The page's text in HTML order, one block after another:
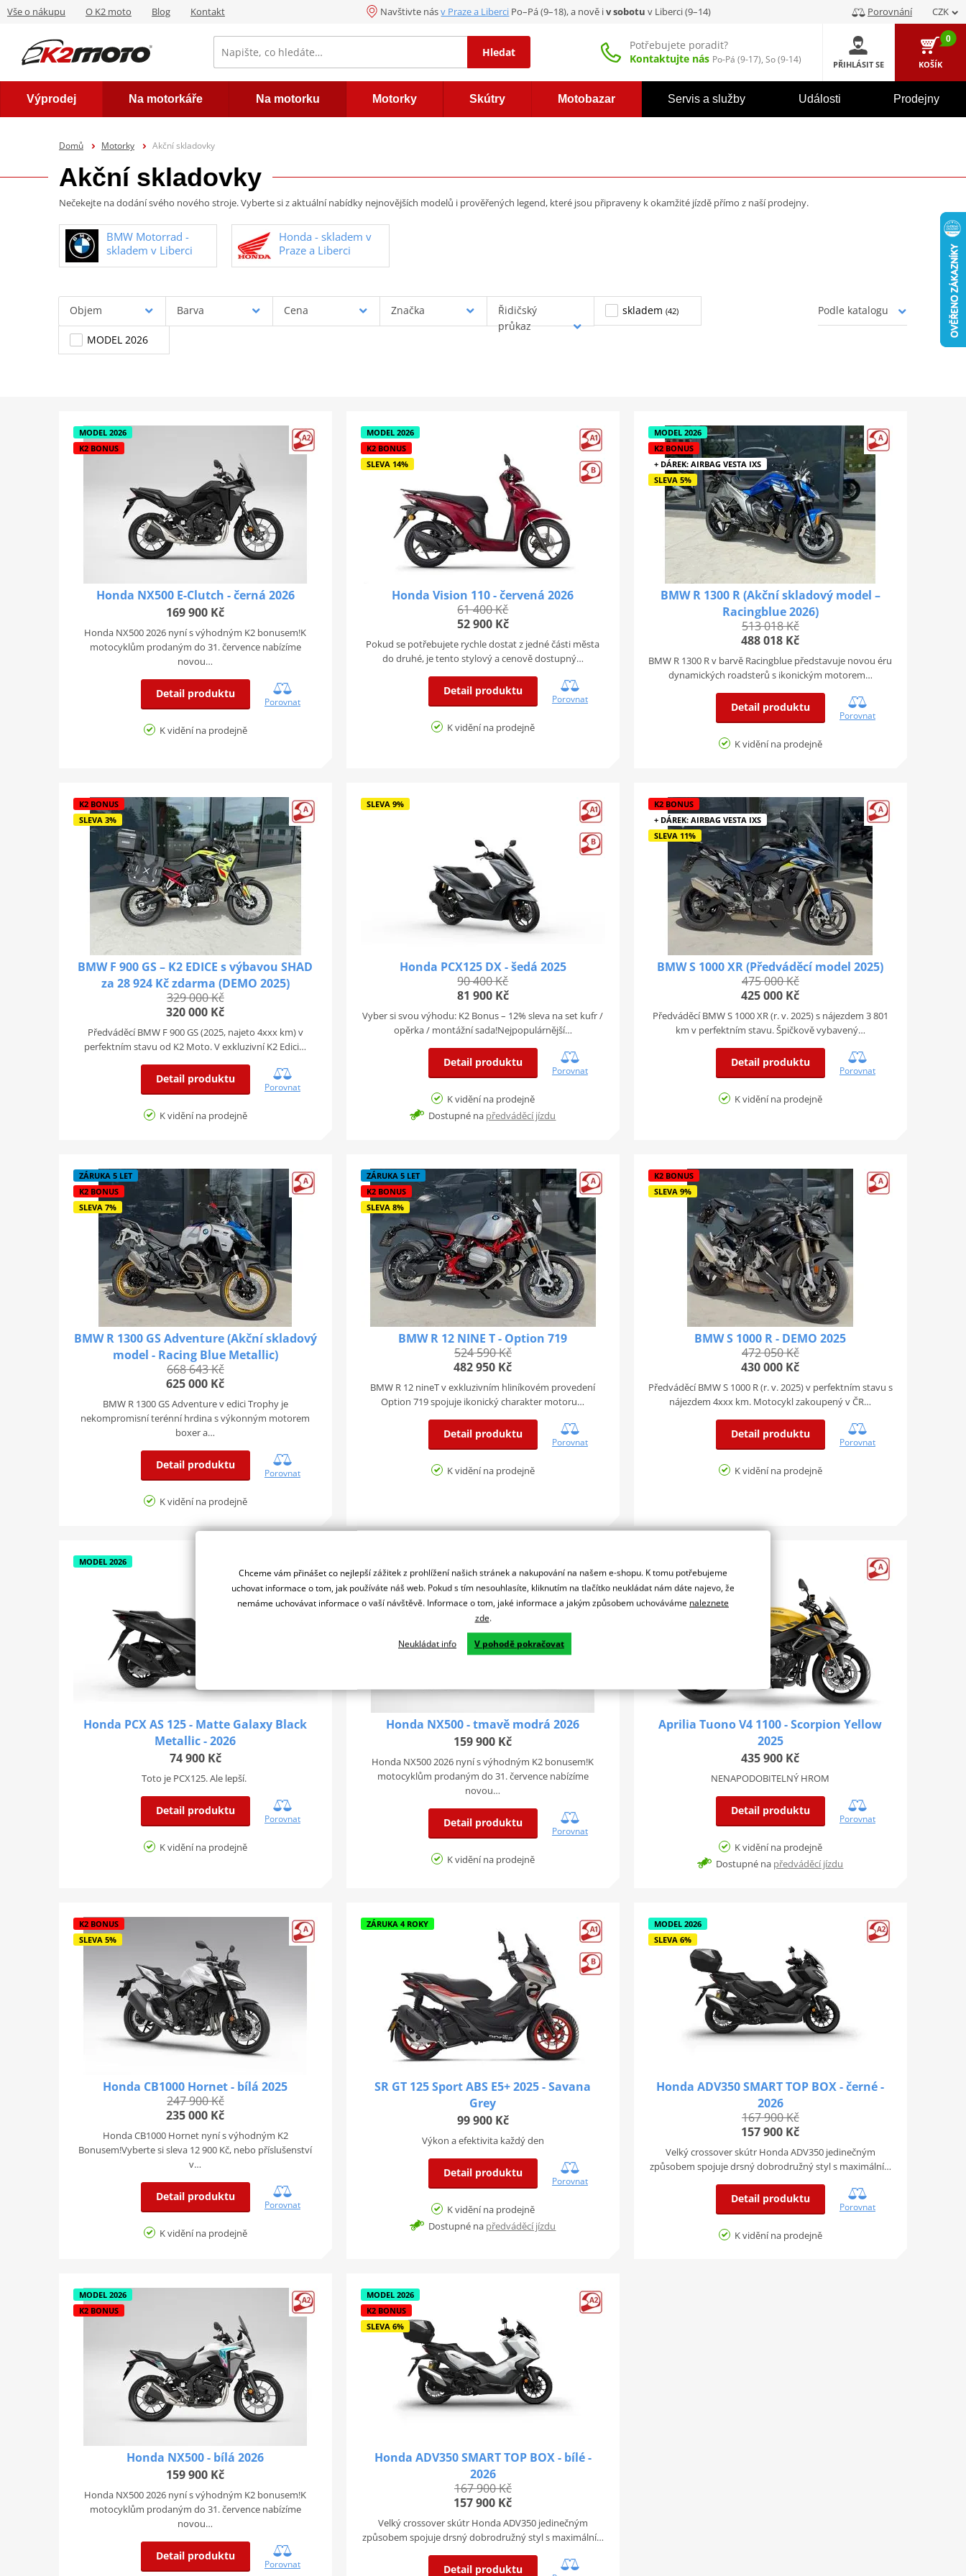
Vše o nákupu O K2 moto Blog Kontakt Navštivte násv Praze a Liberci Po–Pá (9–18), a nově iv sobotu v Liberci (9–14) Porovnání CZK
Hledat
Potřebujete poradit?
Kontaktujte nás Po-Pá (9-17), So (9-14) PŘIHLÁSIT SE
0
KOŠÍK
Výprodej Na motorkáře Na motorku Motorky Skútry Motobazar Servis a služby Události Prodejny
Domů Motorky Akční skladovky
Akční skladovky
Nečekejte na dodání svého nového stroje. Vyberte si z aktuální nabídky nejnovějších modelů i prověřených legend, které jsou připraveny k okamžité jízdě přímo z naší prodejny.
BMW Motorrad -
skladem v Liberci
Honda - skladem v
Praze a Liberci
Objem Barva Cena Značka
Řidičský
průkaz
skladem (42)
MODEL 2026
MODEL 2026
K2 BONUS
Honda NX500 E-Clutch - černá 2026
169 900 Kč
Honda NX500 2026 nyní s výhodným K2 bonusem!K
motocyklům prodaným do 31. července nabízíme
novou…
Detail produktu
Porovnat
K vidění na prodejně
MODEL 2026
K2 BONUS
SLEVA 14%
Honda Vision 110 - červená 2026
61 400 Kč
52 900 Kč
Pokud se potřebujete rychle dostat z jedné části města
do druhé, je tento stylový a cenově dostupný…
Detail produktu
Porovnat
K vidění na prodejně
MODEL 2026
K2 BONUS
+ DÁREK: AIRBAG VESTA IXS
SLEVA 5%
BMW R 1300 R (Akční skladový model –
Racingblue 2026)
513 018 Kč
488 018 Kč
BMW R 1300 R v barvě Racingblue představuje novou éru
dynamických roadsterů s ikonickým motorem…
Detail produktu
Porovnat
K vidění na prodejně
K2 BONUS
SLEVA 3%
BMW F 900 GS – K2 EDICE s výbavou SHAD
za 28 924 Kč zdarma (DEMO 2025)
329 000 Kč
320 000 Kč
Předváděcí BMW F 900 GS (2025, najeto 4xxx km) v
perfektním stavu od K2 Moto. V exkluzivní K2 Edici…
Detail produktu
Porovnat
K vidění na prodejně
SLEVA 9%
Honda PCX125 DX - šedá 2025
90 400 Kč
81 900 Kč
Vyber si svou výhodu: K2 Bonus – 12% sleva na set kufr /
opěrka / montážní sada!Nejpopulárnější…
Detail produktu
Porovnat
K vidění na prodejně
Dostupné na předváděcí jízdu
K2 BONUS
+ DÁREK: AIRBAG VESTA IXS
SLEVA 11%
BMW S 1000 XR (Předváděcí model 2025)
475 000 Kč
425 000 Kč
Předváděcí BMW S 1000 XR (r. v. 2025) s nájezdem 3 801
km v perfektním stavu. Špičkově vybavený…
Detail produktu
Porovnat
K vidění na prodejně
ZÁRUKA 5 LET
K2 BONUS
SLEVA 7%
BMW R 1300 GS Adventure (Akční skladový
model - Racing Blue Metallic)
668 643 Kč
625 000 Kč
BMW R 1300 GS Adventure v edici Trophy je
nekompromisní terénní hrdina s výkonným motorem
boxer a…
Detail produktu
Porovnat
K vidění na prodejně
ZÁRUKA 5 LET
K2 BONUS
SLEVA 8%
BMW R 12 NINE T - Option 719
524 590 Kč
482 950 Kč
BMW R 12 nineT v exkluzivním hliníkovém provedení
Option 719 spojuje ikonický charakter motoru…
Detail produktu
Porovnat
K vidění na prodejně
K2 BONUS
SLEVA 9%
BMW S 1000 R - DEMO 2025
472 050 Kč
430 000 Kč
Předváděcí BMW S 1000 R (r. v. 2025) v perfektním stavu s
nájezdem 4xxx km. Motocykl zakoupený v ČR…
Detail produktu
Porovnat
K vidění na prodejně
MODEL 2026
Honda PCX AS 125 - Matte Galaxy Black
Metallic - 2026
74 900 Kč
Toto je PCX125. Ale lepší.
Detail produktu
Porovnat
K vidění na prodejně
K2 BONUS
Honda NX500 - tmavě modrá 2026
159 900 Kč
Honda NX500 2026 nyní s výhodným K2 bonusem!K
motocyklům prodaným do 31. července nabízíme
novou…
Detail produktu
Porovnat
K vidění na prodejně
Aprilia Tuono V4 1100 - Scorpion Yellow
2025
435 900 Kč
NENAPODOBITELNÝ HROM
Detail produktu
Porovnat
K vidění na prodejně
Dostupné na předváděcí jízdu
K2 BONUS
SLEVA 5%
Honda CB1000 Hornet - bílá 2025
247 900 Kč
235 000 Kč
Honda CB1000 Hornet nyní s výhodným K2
Bonusem!Vyberte si sleva 12 900 Kč, nebo příslušenství
v…
Detail produktu
Porovnat
K vidění na prodejně
ZÁRUKA 4 ROKY
SR GT 125 Sport ABS E5+ 2025 - Savana
Grey
99 900 Kč
Výkon a efektivita každý den
Detail produktu
Porovnat
K vidění na prodejně
Dostupné na předváděcí jízdu
MODEL 2026
SLEVA 6%
Honda ADV350 SMART TOP BOX - černé -
2026
167 900 Kč
157 900 Kč
Velký crossover skútr Honda ADV350 jedinečným
způsobem spojuje drsný dobrodružný styl s maximální…
Detail produktu
Porovnat
K vidění na prodejně
MODEL 2026
K2 BONUS
Honda NX500 - bílá 2026
159 900 Kč
Honda NX500 2026 nyní s výhodným K2 bonusem!K
motocyklům prodaným do 31. července nabízíme
novou…
Detail produktu
Porovnat
MODEL 2026
K2 BONUS
SLEVA 6%
Honda ADV350 SMART TOP BOX - bílé -
2026
167 900 Kč
157 900 Kč
Velký crossover skútr Honda ADV350 jedinečným
způsobem spojuje drsný dobrodružný styl s maximální…
Detail produktu
Chceme vám přinášet co nejlepší zážitek z prohlížení našich stránek a nakupování na našem e-shopu. K tomu potřebujeme
uchovat informace o tom, jak používáte náš web. Pokud s tím nesouhlasíte, kliknutím na tlačítko neukládat nám dáte najevo, že
nemáme uchovávat informace o vaší návštěvě. Informace o tom, jaké informace a jakým způsobem uchováváme naleznete
zde.
Neukládat info V pohodě pokračovat